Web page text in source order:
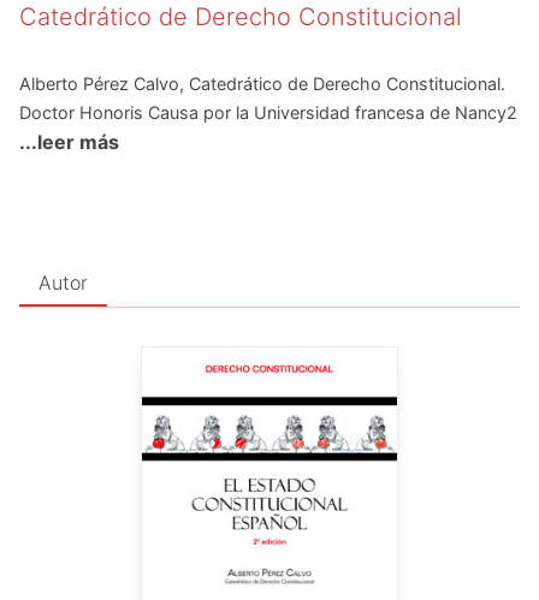
Catedrático de Derecho Constitucional
Alberto Pérez Calvo, Catedrático de Derecho Constitucional.
Doctor Honoris Causa por la Universidad francesa de Nancy2
(hoy,Université de Lorraine
Salamanca y Alcalá de Henares. Sus investigaciones y
publicaciones han tenido por objeto principalmente: la
dimensión comunitaria del Estado; el Estado autonómico y el
Régimen Foral de Navarra; el Defensor del Pueblo. Algunas de
sus publicaciones han sido traducidas al francés, italiano e
Ha impartido docencia en diversas Universidades de España,
Francia, Italia, Moldavia y Túnez. Ha sido profesor visitante en
de Toronto y en la
Nueva Orleans. Fue Director General para las relaciones entre
...leer más
Autor